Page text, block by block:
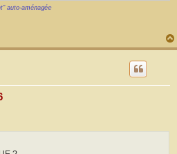
auto-aménagée